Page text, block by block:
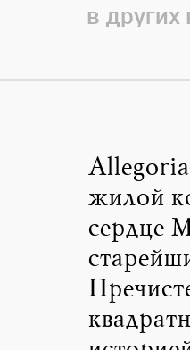
в
жилой
сердце